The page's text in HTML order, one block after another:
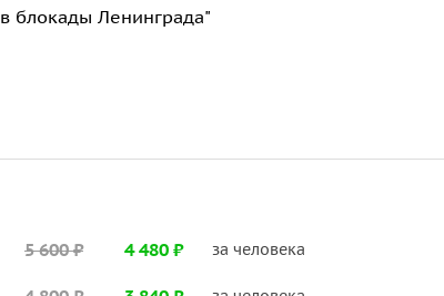
блокады Ленинграда"
5 600 ₽ 4 480 ₽ за человека